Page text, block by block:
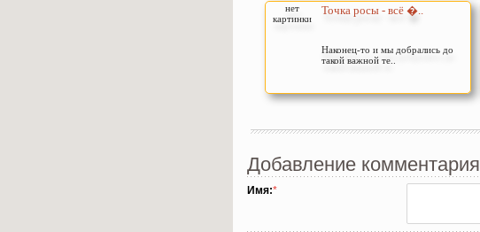
нет
картинки
Точка росы - всё �..
Наконец-то и мы добрались до
такой важной те..
Добавление комментария
Имя:*